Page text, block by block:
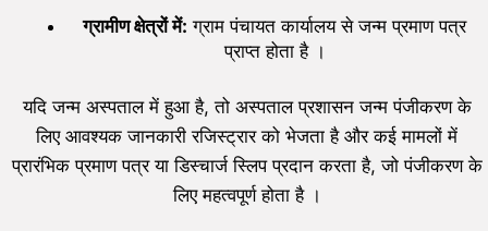
ग्रामीण क्षेत्रों में: ग्राम पंचायत कार्यालय से जन्म प्रमाण पत्र
प्राप्त होता है ।
यदि जन्म अस्पताल में हुआ है, तो अस्पताल प्रशासन जन्म पंजीकरण के
लिए आवश्यक जानकारी रजिस्ट्रार को भेजता है और कई मामलों में
प्रारंभिक प्रमाण पत्र या डिस्चार्ज स्लिप प्रदान करता है, जो पंजीकरण के
लिए महत्वपूर्ण होता है ।